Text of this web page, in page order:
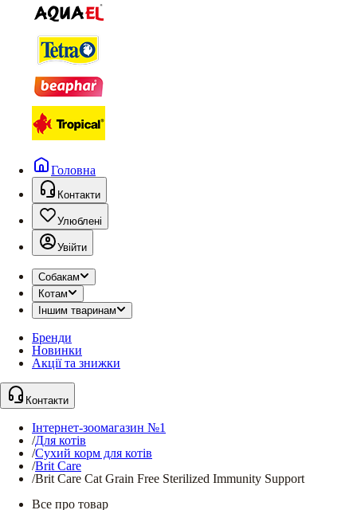
Головна
Контакти
Улюблені
Увійти
Собакам
Котам
Іншим тваринам
Бренди
Новинки
Акції та знижки
Контакти
Інтернет-зоомагазин №1
/Для котів
/Сухий корм для котів
/Brit Care
/Brit Care Cat Grain Free Sterilized Immunity Support
Все про товар